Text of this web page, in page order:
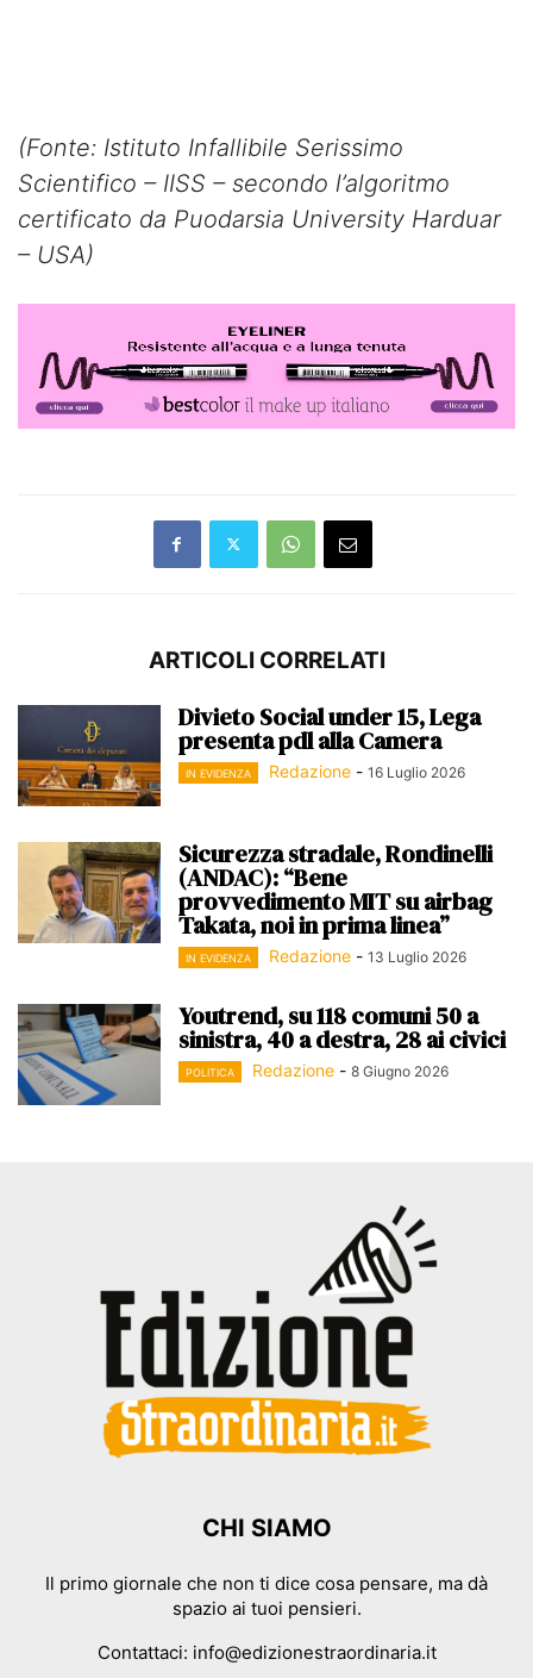
(Fonte: Istituto Infallibile Serissimo
Scientifico – IISS – secondo l’algoritmo
certificato da Puodarsia University Harduar
– USA)
ARTICOLI CORRELATI
Divieto Social under 15, Lega
presenta pdl alla Camera
IN EVIDENZA Redazione - 16 Luglio 2026
Sicurezza stradale, Rondinelli
(ANDAC): “Bene
provvedimento MIT su airbag
Takata, noi in prima linea”
IN EVIDENZA Redazione - 13 Luglio 2026
Youtrend, su 118 comuni 50 a
sinistra, 40 a destra, 28 ai civici
POLITICA Redazione - 8 Giugno 2026
CHI SIAMO
Il primo giornale che non ti dice cosa pensare, ma dà
spazio ai tuoi pensieri.
Contattaci: info@edizionestraordinaria.it